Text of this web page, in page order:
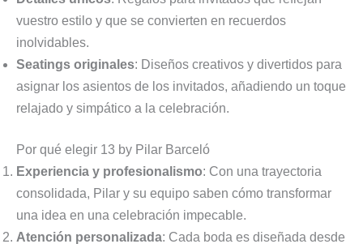
vuestro estilo y que se convierten en recuerdos
inolvidables.
Seatings originales: Diseños creativos y divertidos para
asignar los asientos de los invitados, añadiendo un toque
relajado y simpático a la celebración.
Por qué elegir 13 by Pilar Barceló
Experiencia y profesionalismo: Con una trayectoria
consolidada, Pilar y su equipo saben cómo transformar
una idea en una celebración impecable.
Atención personalizada: Cada boda es diseñada desde